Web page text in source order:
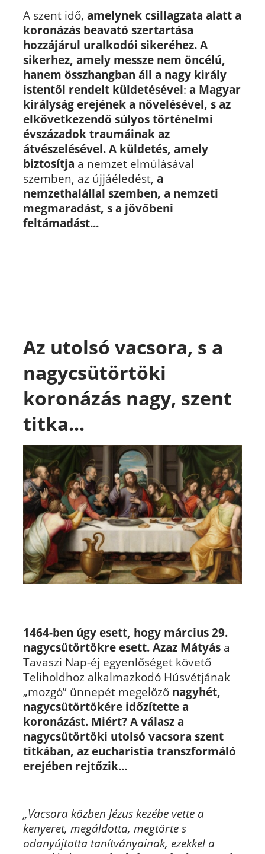
A szent idő, amelynek csillagzata alatt a
koronázás beavató szertartása
hozzájárul uralkodói sikeréhez. A
sikerhez, amely messze nem öncélú,
hanem összhangban áll a nagy király
istentől rendelt küldetésével: a Magyar
királyság erejének a növelésével, s az
elkövetkezendő súlyos történelmi
évszázadok traumáinak az
átvészelésével. A küldetés, amely
biztosítja a nemzet elmúlásával
szemben, az újjáéledést, a
nemzethalállal szemben, a nemzeti
megmaradást, s a jövőbeni
feltámadást...
Az utolsó vacsora, s a
nagycsütörtöki
koronázás nagy, szent
titka...
1464-ben úgy esett, hogy március 29.
nagycsütörtökre esett. Azaz Mátyása
Tavaszi Nap-éj egyenlőséget követő
Teliholdhoz alkalmazkodó Húsvétjának
„mozgó” ünnepét megelőző nagyhét,
nagycsütörtökére időzítette a
koronázást. Miért? A válasz a
nagycsütörtöki utolsó vacsora szent
titkában, az eucharistia transzformáló
erejében rejtőzik...
„Vacsora közben Jézus kezébe vette a
kenyeret, megáldotta, megtörte s
odanyújtotta tanítványainak, ezekkel a